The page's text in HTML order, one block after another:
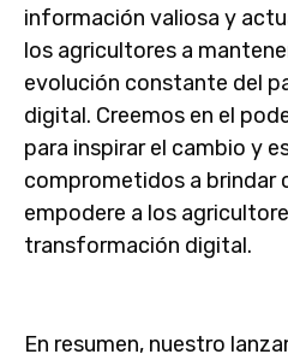
información valiosa y
los agricultores a
evolución constante del
digital. Creemos en el
para inspirar el cambio y
comprometidos a brindar
empodere a los
transformación digital.
En resumen, nuestro